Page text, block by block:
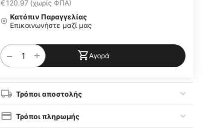
€120.97 (χωρίς ΦΠΑ)
Κατόπιν Παραγγελίας
Επικοινωνήστε μαζί μας
+
− Αγορά
Τρόποι αποστολής
Τρόποι πληρωμής